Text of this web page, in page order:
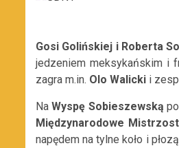
Gosi Golińskiej i Roberta
jedzeniem meksykańskim i
zagra m.in. Olo Walicki i
NaWyspę Sobieszewską
Międzynarodowe
napędem na tylne koło i